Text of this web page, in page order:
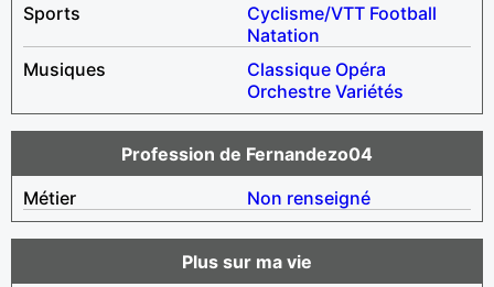
Sports
Cyclisme/VTT Football
Natation
Musiques
Classique Opéra
Orchestre Variétés
Profession de Fernandezo04
Métier
Non renseigné
Plus sur ma vie